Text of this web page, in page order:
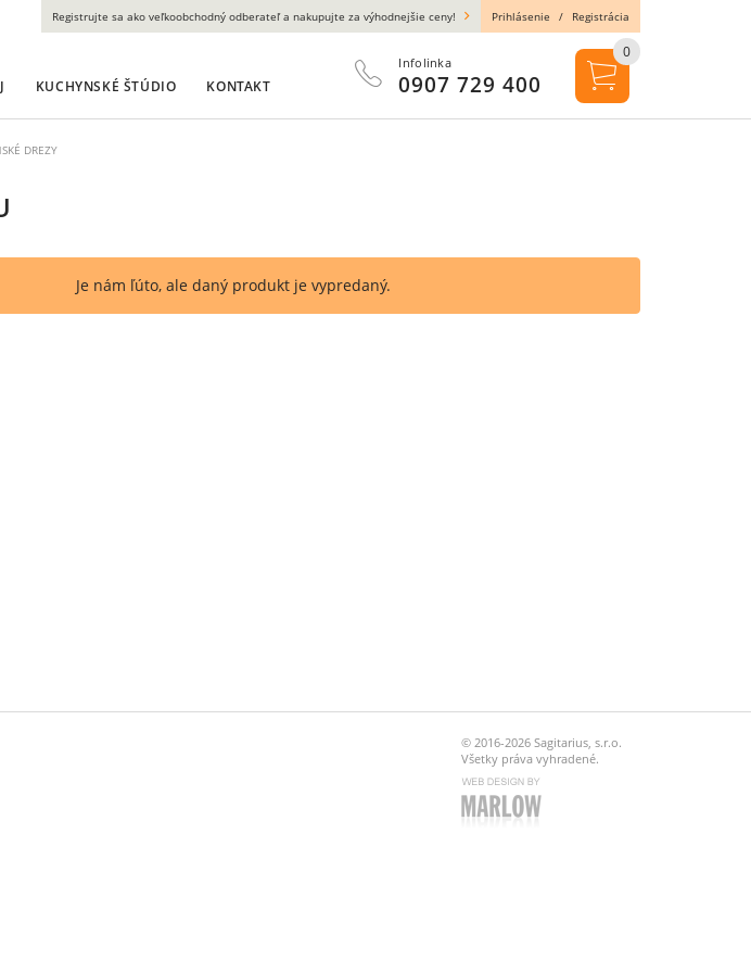
DREZY
Je nám ľúto, ale daný produkt je vypredaný.
© 2016-2026 Sagitarius, s.r.o.
Všetky práva vyhradené.
Registrujte sa ako veľkoobchodný odberateľ a nakupujte za výhodnejšie ceny! Prihlásenie / Registrácia
KUCHYNSKÉ ŠTÚDIO KONTAKT
Infolinka
0907 729 400
0